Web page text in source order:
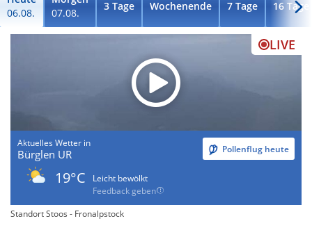
06.08.
07.08.
3 Tage Wochenende 7 Tage 16 Tage
LIVE
Aktuelles Wetter in
Bürglen UR Pollenflug heute
19°C
Leicht bewölkt
Feedback geben
Standort Stoos - Fronalpstock